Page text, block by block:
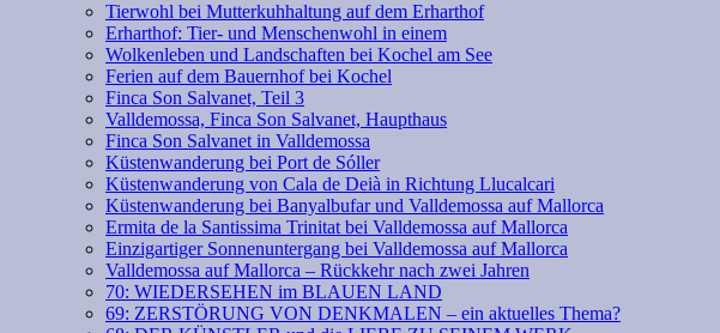
Tierwohl bei Mutterkuhhaltung auf dem Erharthof
Erharthof: Tier- und Menschenwohl in einem
Wolkenleben und Landschaften bei Kochel am See
Ferien auf dem Bauernhof bei Kochel
Finca Son Salvanet, Teil 3
Valldemossa, Finca Son Salvanet, Haupthaus
Finca Son Salvanet in Valldemossa
Küstenwanderung bei Port de Sóller
Küstenwanderung von Cala de Deià in Richtung Llucalcari
Küstenwanderung bei Banyalbufar und Valldemossa auf Mallorca
Ermita de la Santissima Trinitat bei Valldemossa auf Mallorca
Einzigartiger Sonnenuntergang bei Valldemossa auf Mallorca
Valldemossa auf Mallorca – Rückkehr nach zwei Jahren
70: WIEDERSEHEN im BLAUEN LAND
69: ZERSTÖRUNG VON DENKMALEN – ein aktuelles Thema?